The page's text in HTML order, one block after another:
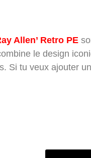
Allen’ Retro PE
le design
Si tu veux ajouter